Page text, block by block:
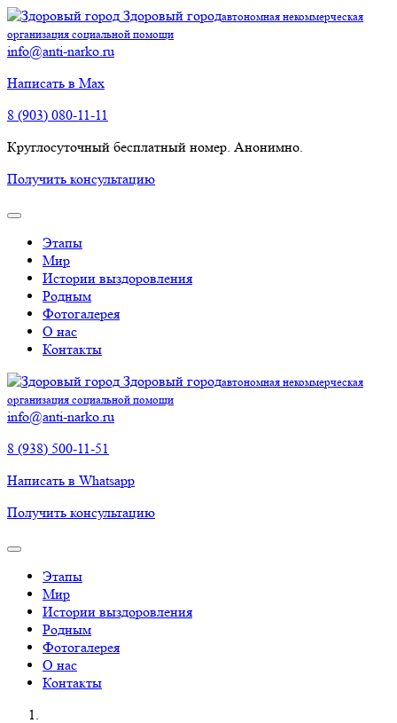
Здоровый городавтономная некоммерческая
организация социальной помощи
info@anti-narko.ru
Написать в Max
8 (903) 080-11-11
Круглосуточный бесплатный номер. Анонимно.
Получить консультацию
Этапы
Мир
Истории выздоровления
Родным
Фотогалерея
О нас
Контакты
Здоровый городавтономная некоммерческая
организация социальной помощи
info@anti-narko.ru
8 (938) 500-11-51
Написать в Whatsapp
Получить консультацию
Этапы
Мир
Истории выздоровления
Родным
Фотогалерея
О нас
Контакты